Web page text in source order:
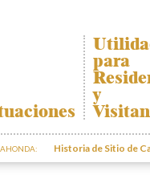
para
y
Plano de
Historia de Sitio de
Día